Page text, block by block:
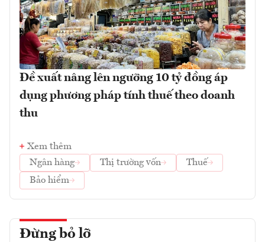
Đề xuất nâng lên ngưỡng 10 tỷ đồng áp
dụng phương pháp tính thuế theo doanh
thu
Xem thêm
Ngân hàng
Thị trường vốn
Thuế
Bảo hiểm
Đừng bỏ lỡ